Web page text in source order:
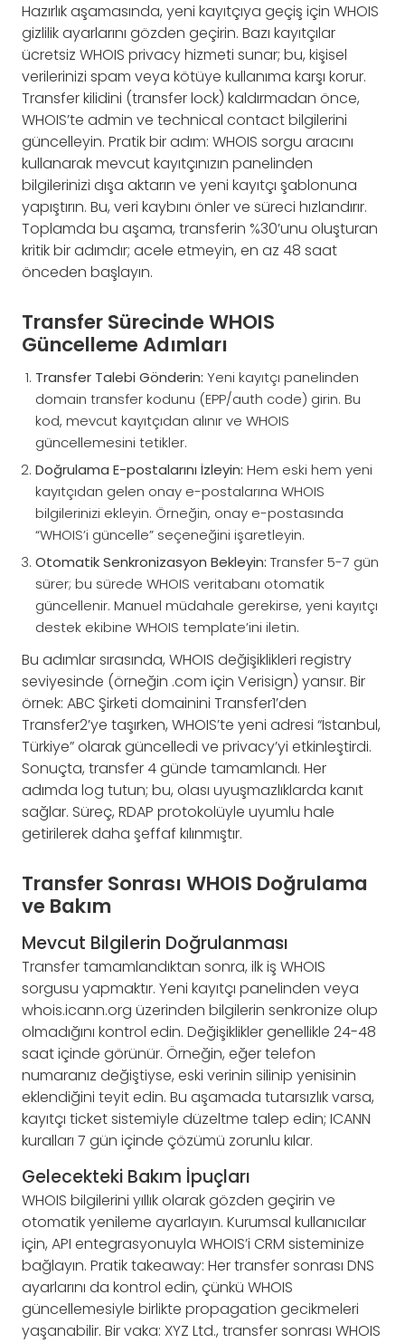
Hazırlık aşamasında, yeni kayıtçıya geçiş için WHOIS
gizlilik ayarlarını gözden geçirin. Bazı kayıtçılar
ücretsiz WHOIS privacy hizmeti sunar; bu, kişisel
verilerinizi spam veya kötüye kullanıma karşı korur.
Transfer kilidini (transfer lock) kaldırmadan önce,
WHOIS’te admin ve technical contact bilgilerini
güncelleyin. Pratik bir adım: WHOIS sorgu aracını
kullanarak mevcut kayıtçınızın panelinden
bilgilerinizi dışa aktarın ve yeni kayıtçı şablonuna
yapıştırın. Bu, veri kaybını önler ve süreci hızlandırır.
Toplamda bu aşama, transferin %30’unu oluşturan
kritik bir adımdır; acele etmeyin, en az 48 saat
önceden başlayın.
Transfer Sürecinde WHOIS
Güncelleme Adımları
Transfer Talebi Gönderin: Yeni kayıtçı panelinden
domain transfer kodunu (EPP/auth code) girin. Bu
kod, mevcut kayıtçıdan alınır ve WHOIS
güncellemesini tetikler.
Doğrulama E-postalarını İzleyin: Hem eski hem yeni
kayıtçıdan gelen onay e-postalarına WHOIS
bilgilerinizi ekleyin. Örneğin, onay e-postasında
“WHOIS’i güncelle” seçeneğini işaretleyin.
Otomatik Senkronizasyon Bekleyin: Transfer 5-7 gün
sürer; bu sürede WHOIS veritabanı otomatik
güncellenir. Manuel müdahale gerekirse, yeni kayıtçı
destek ekibine WHOIS template’ini iletin.
Bu adımlar sırasında, WHOIS değişiklikleri registry
seviyesinde (örneğin .com için Verisign) yansır. Bir
örnek: ABC Şirketi domainini Transfer1’den
Transfer2’ye taşırken, WHOIS’te yeni adresi “İstanbul,
Türkiye” olarak güncelledi ve privacy’yi etkinleştirdi.
Sonuçta, transfer 4 günde tamamlandı. Her
adımda log tutun; bu, olası uyuşmazlıklarda kanıt
sağlar. Süreç, RDAP protokolüyle uyumlu hale
getirilerek daha şeffaf kılınmıştır.
Transfer Sonrası WHOIS Doğrulama
ve Bakım
Mevcut Bilgilerin Doğrulanması
Transfer tamamlandıktan sonra, ilk iş WHOIS
sorgusu yapmaktır. Yeni kayıtçı panelinden veya
whois.icann.org üzerinden bilgilerin senkronize olup
olmadığını kontrol edin. Değişiklikler genellikle 24-48
saat içinde görünür. Örneğin, eğer telefon
numaranız değiştiyse, eski verinin silinip yenisinin
eklendiğini teyit edin. Bu aşamada tutarsızlık varsa,
kayıtçı ticket sistemiyle düzeltme talep edin; ICANN
kuralları 7 gün içinde çözümü zorunlu kılar.
Gelecekteki Bakım İpuçları
WHOIS bilgilerini yıllık olarak gözden geçirin ve
otomatik yenileme ayarlayın. Kurumsal kullanıcılar
için, API entegrasyonuyla WHOIS’i CRM sisteminize
bağlayın. Pratik takeaway: Her transfer sonrası DNS
ayarlarını da kontrol edin, çünkü WHOIS
güncellemesiyle birlikte propagation gecikmeleri
yaşanabilir. Bir vaka: XYZ Ltd., transfer sonrası WHOIS